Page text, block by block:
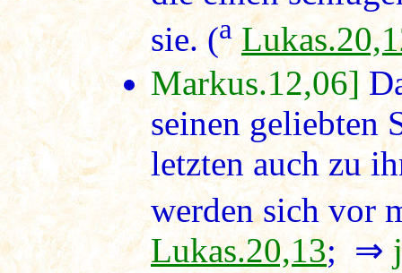
sie. (a
Markus.12,06]
seinen geliebten
letzten auch zu
werden sich vor
Lukas.20,13; ⇒